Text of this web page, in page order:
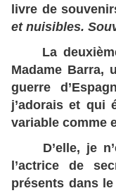
livre de
et nuisibles.
La
Madame Barra,
guerre
j’adorais et qui
variable comme
D’elle, je
l’actrice de
présents dans